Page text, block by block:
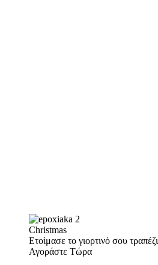
Christmas
Ετοίμασε το γιορτινό σου τραπέζι
Αγοράστε Τώρα